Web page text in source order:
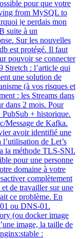
pour que votre
from MySQL to
je perdais mon
suite à un
Sur les nouvelles
est protégé. Il faut
pouvoir se connecter
: l’article qui
une solution de
(à vos risques et
: les Streams dans
dans 2 mois. Pour
PubSub + historique.
Message de Kafka.
avoir identifié une
de Let’s
la méthode TLS-SNI.
pour une personne
domaine à votre
complètement
de travailler sur une
ce problème. En
ou DNS-01.
(ou docker image
image, la taille de
: